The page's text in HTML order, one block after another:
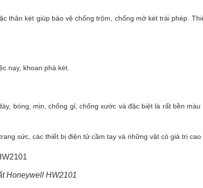
thân két giúp bảo vệ chống trộm, chống mở két trái phép.
nạy, khoan phá két.
bóng, mịn, chống gỉ, chống xước và đặc biệt là rất bền màu
sức, các thiết bị điện tử cầm tay và những vật có giá trị cao
Honeywell HW2101